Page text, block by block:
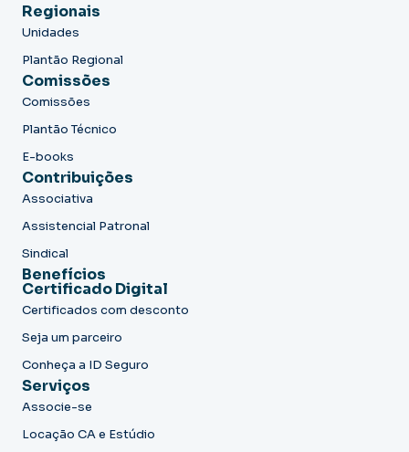
Regionais
Unidades
Plantão Regional
Comissões
Comissões
Plantão Técnico
E-books
Contribuições
Associativa
Assistencial Patronal
Sindical
Benefícios
Certificado Digital
Certificados com desconto
Seja um parceiro
Conheça a ID Seguro
Serviços
Associe-se
Locação CA e Estúdio